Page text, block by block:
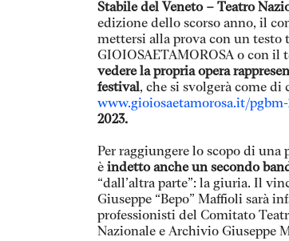
Stabile del Veneto – Teatro
edizione dello scorso anno, il
mettersi alla prova con un
GIOIOSAETAMOROSA o con il
vedere la propria opera
festival, che si svolgerà come
www.gioiosaetamorosa.it/pgbm-
2023.
Per raggiungere lo scopo di
è indetto anche un secondo
“dall’altra parte”: la giuria. Il
Giuseppe “Bepo” Maffioli sarà
professionisti del Comitato
Nazionale e Archivio Giuseppe